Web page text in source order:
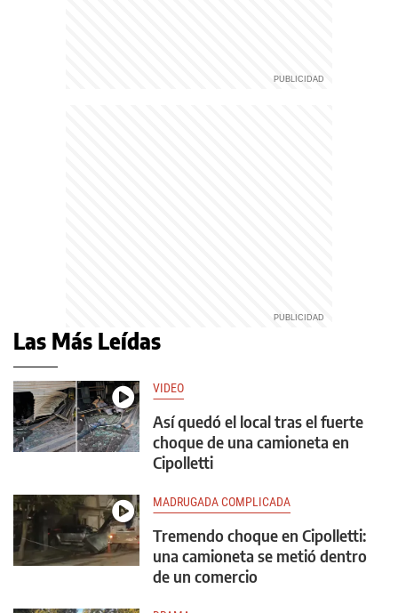
Las Más Leídas
VIDEO
Así quedó el local tras el fuerte
choque de una camioneta en
Cipolletti
MADRUGADA COMPLICADA
Tremendo choque en Cipolletti:
una camioneta se metió dentro
de un comercio